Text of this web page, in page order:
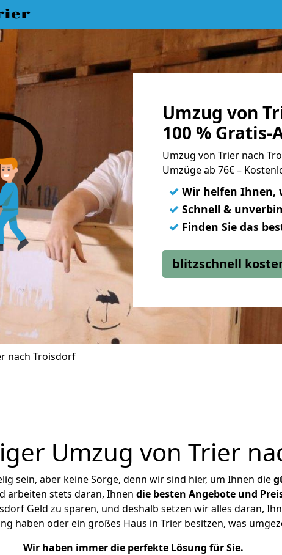
Umzug von
100 % Gratis-
Umzug von Trier nach
Umzüge ab 76€ –
✓ Wir helfen Ihnen,
✓ Schnell &
✓ Finden Sie das
blitzschnell
nach Troisdorf
Umzug von Trier
sein, aber keine Sorge, denn wir sind hier, um Ihnen die
arbeiten stets daran, Ihnen die besten Angebote und
Geld zu sparen, und deshalb setzen wir alles daran,
haben oder ein großes Haus in Trier besitzen, was
Wir haben immer die perfekte Lösung für Sie.